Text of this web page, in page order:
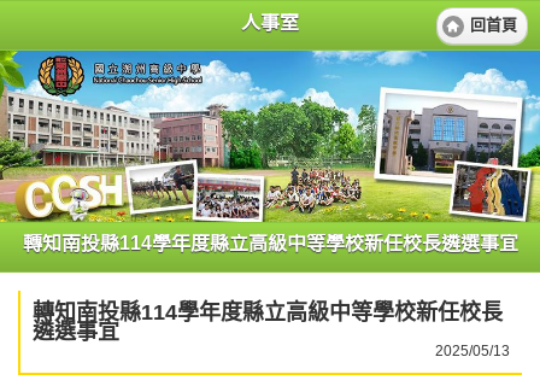
人事室 回首頁
轉知南投縣114學年度縣立高級中等學校新任校長遴選事宜
轉知南投縣114學年度縣立高級中等學校新任校長
遴選事宜
2025/05/13